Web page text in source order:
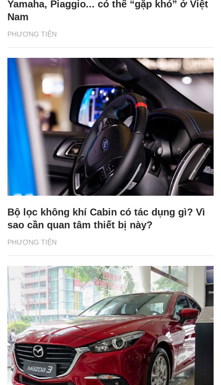
PHƯƠNG TIỆN
Yamaha, Piaggio... có thể “gặp khó” ở Việt
Nam
PHƯƠNG TIỆN
Bộ lọc không khí Cabin có tác dụng gì? Vì
sao cần quan tâm thiết bị này?